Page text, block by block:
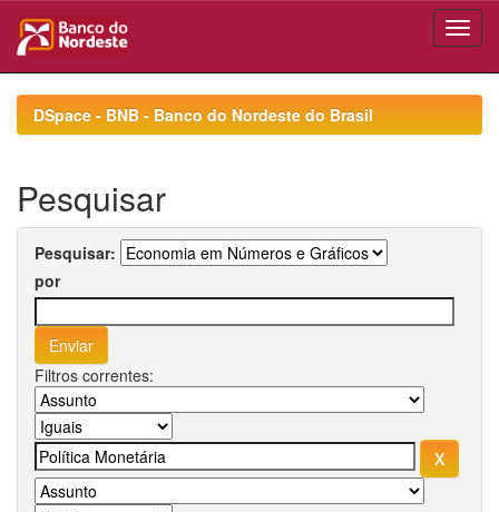
navigationDSpace - BNB - Banco do Nordeste do Brasil
Pesquisar
Pesquisar:
por
Filtros correntes: